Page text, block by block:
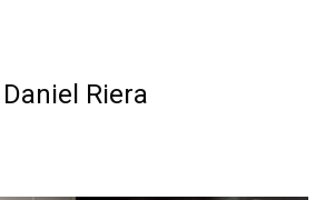
Daniel Riera